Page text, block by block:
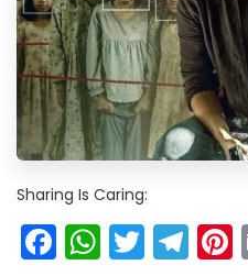
Sharing Is Caring:
Facebook